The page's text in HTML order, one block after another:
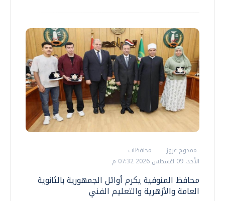
ممدوح عزوز
محافظات
الأحد، 09 اغسطس 2026 07:32 م
محافظ المنوفية يكرم أوائل الجمهورية بالثانوية
العامة والأزهرية والتعليم الفني